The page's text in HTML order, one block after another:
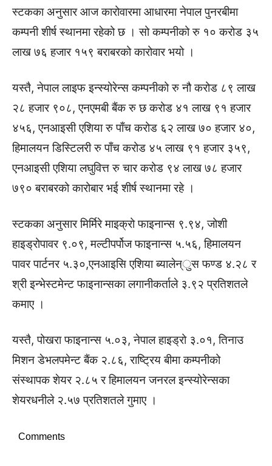
स्टकका अनुसार आज कारोवारमा आधारमा नेपाल पुनरबीमा
कम्पनी शीर्ष स्थानमा रहेको छ । सो कम्पनीको रु १० करोड ३५
लाख ७६ हजार १५९ बराबरको कारोवार भयो ।
यस्तै, नेपाल लाइफ इन्स्योरेन्स कम्पनीको रु नौ करोड ८९ लाख
२८ हजार ९०८, एनएमबी बैंक रु छ करोड ४१ लाख ९१ हजार
४५६, एनआइसी एशिया रु पाँच करोड ६२ लाख ७० हजार ४०,
हिमालयन डिस्टिलरी रु पाँच करोड ४५ लाख ९१ हजार ३५९,
एनआइसी एशिया लघुवित्त रु चार करोड ९४ लाख ७८ हजार
७९० बराबरको कारोबार भई शीर्ष स्थानमा रहे ।
स्टकका अनुसार मिर्मिरे माइक्रो फाइनान्स ९.९४, जोशी
हाइड्रोपावर ९.०९, मल्टीपर्पोज फाइनान्स ५.५६, हिमालयन
पावर पार्टनर ५.३०,एनआइसि एशिया ब्यालेन्ुस फण्ड ४.२८ र
श्री इन्भेस्टमेन्ट फाइनान्सका लगानीकर्ताले ३.९२ प्रतिशतले
कमाए ।
यस्तै, पोखरा फाइनान्स ५.०३, नेपाल हाइड्रो ३.०१, तिनाउ
मिशन डेभलपमेन्ट बैंक २.८६, राष्ट्रिय बीमा कम्पनीको
संस्थापक शेयर २.८५ र हिमालयन जनरल इन्स्योरेन्सका
शेयरधनीले २.५७ प्रतिशतले गुमाए ।
Comments